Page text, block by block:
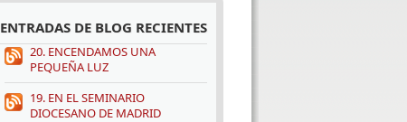
ENTRADAS DE BLOG RECIENTES
20. ENCENDAMOS UNA
PEQUEÑA LUZ
19. EN EL SEMINARIO
DIOCESANO DE MADRID